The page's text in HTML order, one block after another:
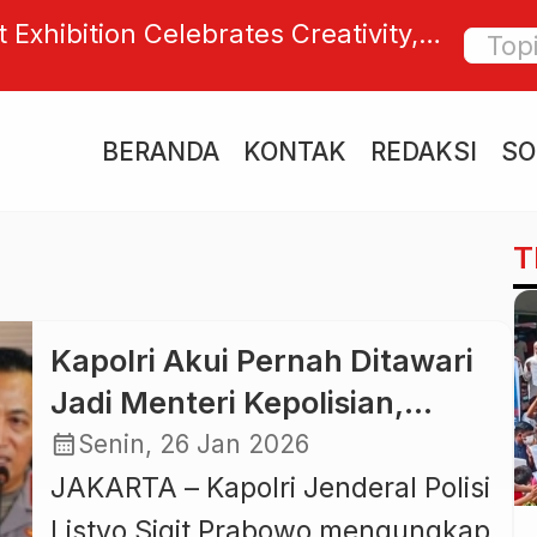
Exhibition Celebrates Creativity,
BERANDA KONTAK REDAKSI
Kapolri Akui Pernah Ditawari
Jadi Menteri Kepolisian,
Tegas Menolak demi Jaga
Marwah Polri
calendar_monthSenin, 26 Jan 2026
JAKARTA – Kapolri Jenderal Polisi